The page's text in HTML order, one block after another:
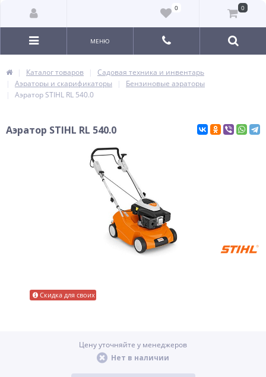
0 0
МЕНЮ
Каталог товаров
Садовая техника и инвентарь
Аэраторы и скарификаторы
Бензиновые аэраторы
Аэратор STIHL RL 540.0
Аэратор STIHL RL 540.0
Скидка для своих
Цену уточняйте у менеджеров
Нет в наличии